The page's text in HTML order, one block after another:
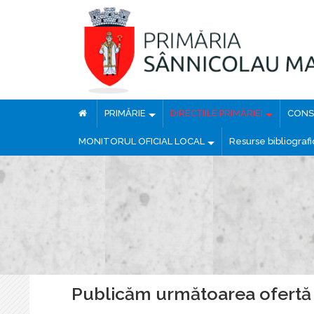
PRIMĂRIE DIRECȚIILE PRIMĂRIEI
MONITORUL OFICIAL LOCAL Resurse
Publicăm următoarea